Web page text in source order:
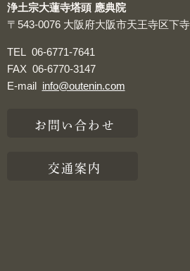
浄土宗大蓮寺塔頭 應典院
〒543-0076 大阪府大阪市天王寺区下
TEL 06-6771-7641
FAX 06-6770-3147
E-mail info@outenin.com
お問い合わせ
交通案内